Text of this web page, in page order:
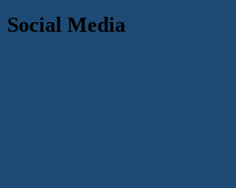
Social Media